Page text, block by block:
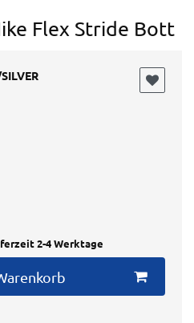
Flex Stride Bott
2-4 Werktage